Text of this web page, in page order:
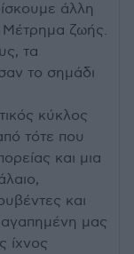
άλλη
Μέτρημα ζωής.
τα
το σημάδι
κύκλος
τότε που
και μια
και
αγαπημένη μας
ίχνος